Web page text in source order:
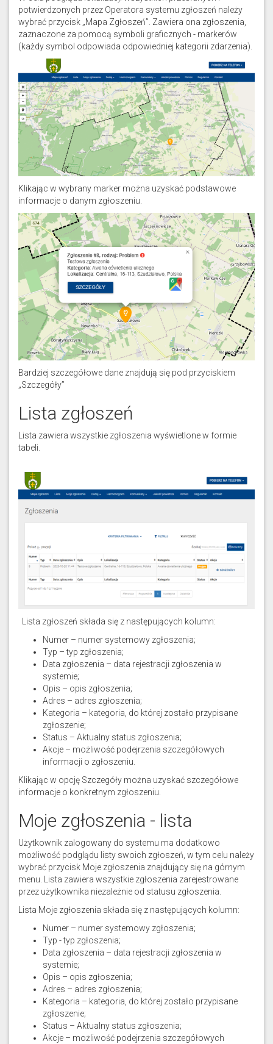
potwierdzonych przez Operatora systemu zgłoszeń należy
wybrać przycisk „Mapa Zgłoszeń”. Zawiera ona zgłoszenia,
zaznaczone za pomocą symboli graficznych - markerów
(każdy symbol odpowiada odpowiedniej kategorii zdarzenia).
Klikając w wybrany marker można uzyskać podstawowe
informacje o danym zgłoszeniu.
Bardziej szczegółowe dane znajdują się pod przyciskiem
„Szczegóły”
Lista zgłoszeń
Lista zawiera wszystkie zgłoszenia wyświetlone w formie
tabeli.
Lista zgłoszeń składa się z następujących kolumn:
Numer – numer systemowy zgłoszenia;
Typ – typ zgłoszenia;
Data zgłoszenia – data rejestracji zgłoszenia w
systemie;
Opis – opis zgłoszenia;
Adres – adres zgłoszenia;
Kategoria – kategoria, do której zostało przypisane
zgłoszenie;
Status – Aktualny status zgłoszenia;
Akcje – możliwość podejrzenia szczegółowych
informacji o zgłoszeniu.
Klikając w opcję Szczegóły można uzyskać szczegółowe
informacje o konkretnym zgłoszeniu.
Moje zgłoszenia - lista
Użytkownik zalogowany do systemu ma dodatkowo
możliwość podglądu listy swoich zgłoszeń, w tym celu należy
wybrać przycisk Moje zgłoszenia znajdujący się na górnym
menu. Lista zawiera wszystkie zgłoszenia zarejestrowane
przez użytkownika niezależnie od statusu zgłoszenia.
Lista Moje zgłoszenia składa się z następujących kolumn:
Numer – numer systemowy zgłoszenia;
Typ - typ zgłoszenia;
Data zgłoszenia – data rejestracji zgłoszenia w
systemie;
Opis – opis zgłoszenia;
Adres – adres zgłoszenia;
Kategoria – kategoria, do której zostało przypisane
zgłoszenie;
Status – Aktualny status zgłoszenia;
Akcje – możliwość podejrzenia szczegółowych